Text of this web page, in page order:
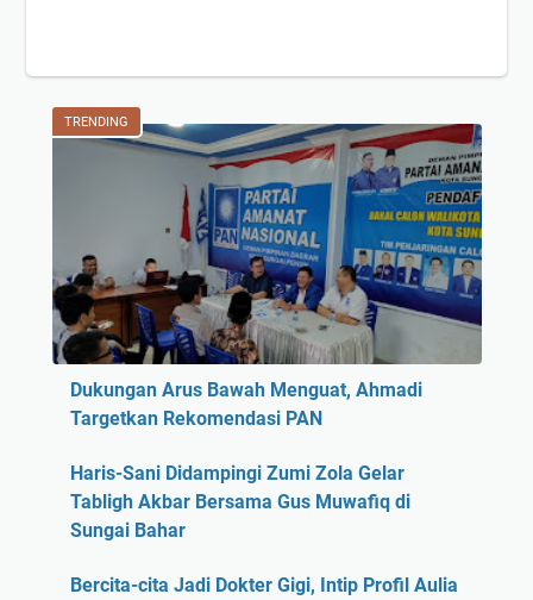
TRENDING
Dukungan Arus Bawah Menguat, Ahmadi
Targetkan Rekomendasi PAN
Haris-Sani Didampingi Zumi Zola Gelar
Tabligh Akbar Bersama Gus Muwafiq di
Sungai Bahar
Bercita-cita Jadi Dokter Gigi, Intip Profil Aulia